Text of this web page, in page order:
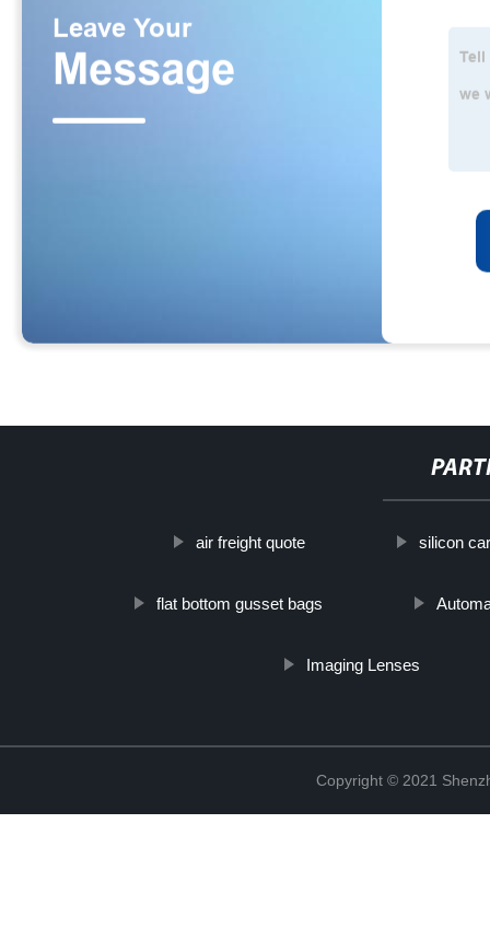
air freight quote silicon
flat bottom gusset bags
Imaging Lenses
Copyright © 2021